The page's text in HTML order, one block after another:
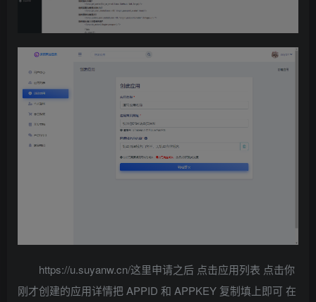
https://u.suyanw.cn/这里申请之后 点击应用列表 点击你
刚才创建的应用详情把 APPID 和 APPKEY 复制填上即可 在